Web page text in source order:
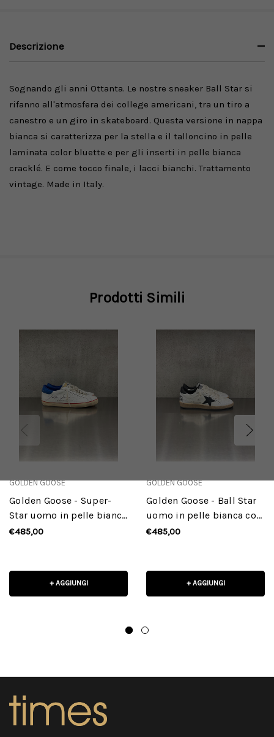
Descrizione
Sognando gli anni Ottanta. Le nostre sneaker Ball Star si
rifanno all'atmosfera dei college americani, tra un tiro a
canestro e un giro in skateboard. Questa versione in nappa
bianca si caratterizza per la stella e il talloncino in pelle
laminata color bluette e per gli inserti in pelle bianca
cracklé. E come tocco finale, i lacci bianchi. Trattamento
vintage. Made in Italy.
Prodotti Simili
GOLDEN GOOSE
Golden Goose - Super-
Star uomo in pelle bianca
con stella traforata e
€485,00
+ AGGIUNGI
GOLDEN GOOSE
Golden Goose - Ball Star
uomo in pelle bianca con
stella e talloncino in pelle
€485,00
+ AGGIUNGI